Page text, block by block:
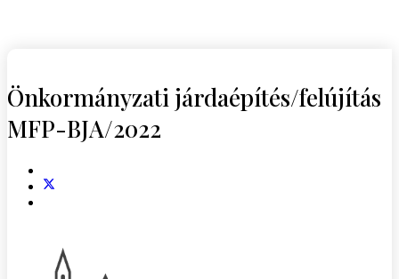
Önkormányzati járdaépítés/felújítás
MFP-BJA/2022